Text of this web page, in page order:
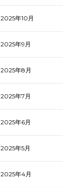
2025年10月
2025年9月
2025年8月
2025年7月
2025年6月
2025年5月
2025年4月